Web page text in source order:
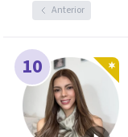
Anterior
10